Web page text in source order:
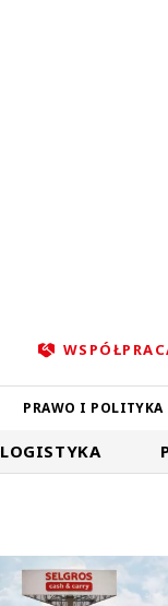
PRAWO I POLITYKA
LOGISTYKA